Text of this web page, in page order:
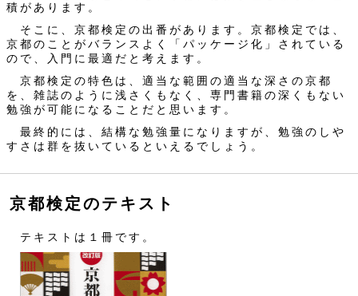
積があります。
そこに、京都検定の出番があります。京都検定では、
京都のことがバランスよく「パッケージ化」されている
ので、入門に最適だと考えます。
京都検定の特色は、適当な範囲の適当な深さの京都
を、雑誌のように浅さくもなく、専門書籍の深くもない
勉強が可能になることだと思います。
最終的には、結構な勉強量になりますが、勉強のしや
すさは群を抜いているといえるでしょう。
京都検定のテキスト
テキストは１冊です。